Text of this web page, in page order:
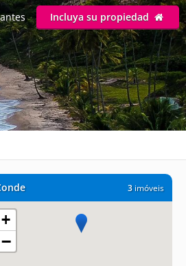
Incluya su propiedad
3imóveis
+
−